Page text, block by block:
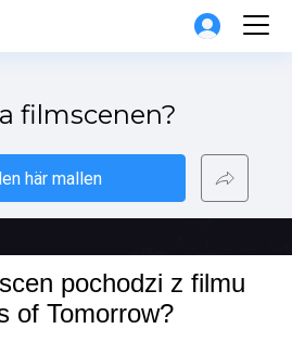
filmscenen?
här mallen